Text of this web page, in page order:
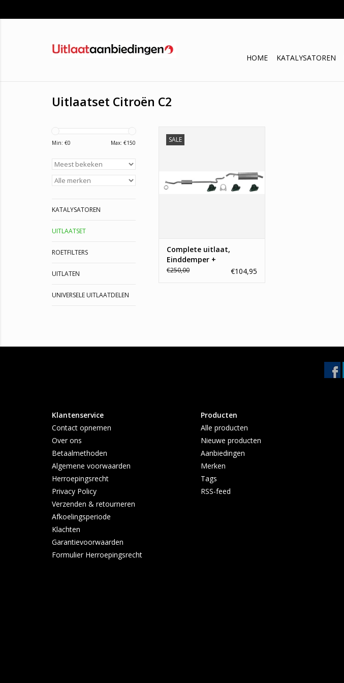
HOME KATALYSATOREN
Uitlaatset Citroën C2
Min: €0 Max: €150
KATALYSATOREN
UITLAATSET
ROETFILTERS
UITLATEN
UNIVERSELE UITLAATDELEN
SALE
Goedkope middendemper +
3 jaar garantie.
TOEVOEGEN AAN WINKELWAGEN
Complete uitlaat,
Einddemper +
Middendemper Citroën
€250,00 €104,95
Klantenservice
Contact opnemen
Over ons
Betaalmethoden
Algemene voorwaarden
Herroepingsrecht
Privacy Policy
Verzenden & retourneren
Afkoelingsperiode
Klachten
Garantievoorwaarden
Formulier Herroepingsrecht
Producten
Alle producten
Nieuwe producten
Aanbiedingen
Merken
Tags
RSS-feed